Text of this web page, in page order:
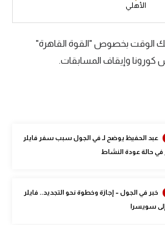
الأهلي
الوقت بخصوص "القوة القاهرة"
وإيقاف المسابقات.
عبد الحفيظ يوضح لـ في الجول سبب سفر فايلر
في حالة عودة النشاط
خبر في الجول – إجازة وخطوة نحو التجديد.. فايلر
سويسرا